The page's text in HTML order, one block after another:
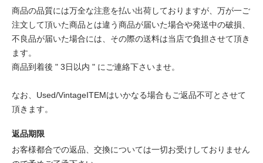
商品の品質には万全な注意を払い出荷しておりますが、万が一ご
注文して頂いた商品とは違う商品が届いた場合や発送中の破損、
不良品が届いた場合には、その際の送料は当店で負担させて頂き
ます。
商品到着後 " 3日以内 " にご連絡下さいませ。
なお、Used/VintageITEMはいかなる場合もご返品不可とさせて
頂きます。
返品期限
お客様都合での返品、交換については一切お受けしておりません